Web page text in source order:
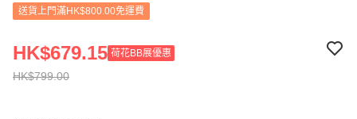
送貨上門滿HK$800.00免運費
HK$799.00
HK$679.15 荷花BB展優惠